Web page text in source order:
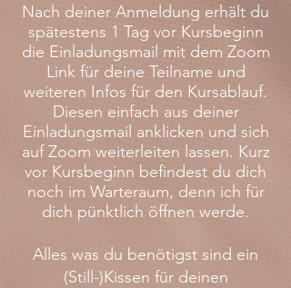
Nach deiner Anmeldung erhält du
spätestens 1 Tag vor Kursbeginn
die Einladungsmail mit dem Zoom
Link für deine Teilname und
weiteren Infos für den Kursablauf.
Diesen einfach aus deiner
Einladungsmail anklicken und sich
auf Zoom weiterleiten lassen. Kurz
vor Kursbeginn befindest du dich
noch im Warteraum, denn ich für
dich pünktlich öffnen werde.
Alles was du benötigst sind ein
(Still-)Kissen für deinen